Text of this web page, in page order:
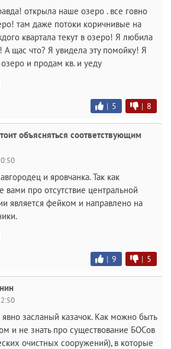
открыла наше озеро . все говно
там даже потоки коричнивые на
квартала текут в озеро! Я любила
А щас что? Я увидела эту помойку! Я
и продам кв. и уеду
| 5 | 8
объясняться соответствующим
и яровчанка. Так как
вами про отсутствие центральной
является фейком и направлено на
| 9 | 5
засланый казачок. Как можно быть
и не знать про существование БОСов
очистных сооружений), в которые